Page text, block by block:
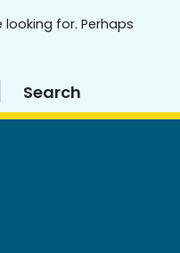
looking for. Perhaps